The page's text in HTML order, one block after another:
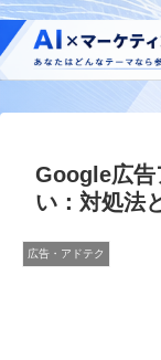
Google広告
い：対処法
広告・アドテク